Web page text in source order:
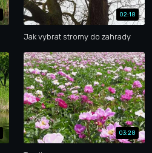
02:18
Jak vybrat stromy do zahrady
03:28